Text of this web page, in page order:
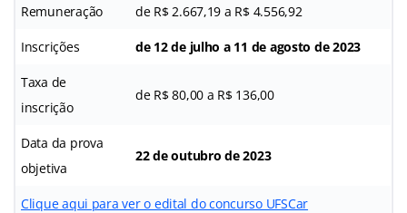
Remuneração de R$ 2.667,19 a R$ 4.556,92
Inscrições de 12 de julho a 11 de agosto de 2023
Taxa de
inscrição
de R$ 80,00 a R$ 136,00
Data da prova
objetiva
22 de outubro de 2023
Clique aqui para ver o edital do concurso UFSCar